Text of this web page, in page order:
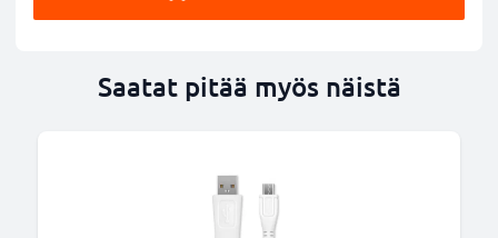
Saatat pitää myös näistä